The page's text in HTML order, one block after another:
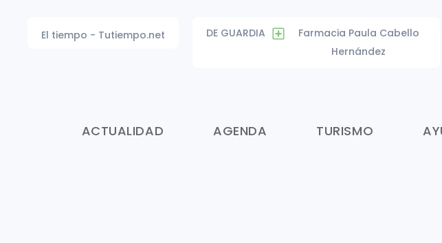
DE GUARDIA
Farmacia Paula Cabello
Hernández
El tiempo - Tutiempo.net
ACTUALIDAD AGENDA TURISMO